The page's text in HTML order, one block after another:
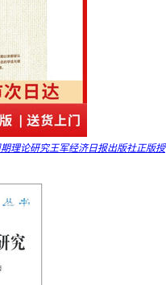
理论研究王军经济日报出版社正版授